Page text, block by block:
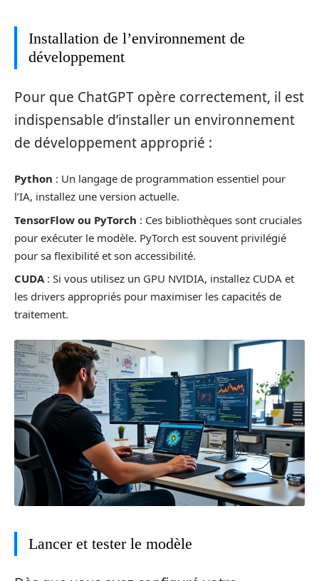
Installation de l’environnement de
développement
Pour que ChatGPT opère correctement, il est
indispensable d’installer un environnement
de développement approprié :
Python : Un langage de programmation essentiel pour
l’IA, installez une version actuelle.
TensorFlow ou PyTorch : Ces bibliothèques sont cruciales
pour exécuter le modèle. PyTorch est souvent privilégié
pour sa flexibilité et son accessibilité.
CUDA: Si vous utilisez un GPU NVIDIA, installez CUDA et
les drivers appropriés pour maximiser les capacités de
traitement.
Lancer et tester le modèle